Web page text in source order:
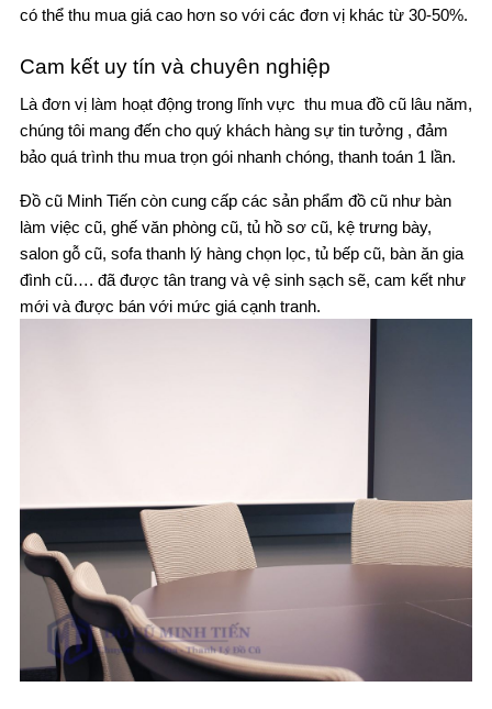
có thể thu mua giá cao hơn so với các đơn vị khác từ 30-50%.
Cam kết uy tín và chuyên nghiệp
Là đơn vị làm hoạt động trong lĩnh vực thu mua đồ cũ lâu năm,
chúng tôi mang đến cho quý khách hàng sự tin tưởng , đảm
bảo quá trình thu mua trọn gói nhanh chóng, thanh toán 1 lần.
Đồ cũ Minh Tiến còn cung cấp các sản phẩm đồ cũ như bàn
làm việc cũ, ghế văn phòng cũ, tủ hồ sơ cũ, kệ trưng bày,
salon gỗ cũ, sofa thanh lý hàng chọn lọc, tủ bếp cũ, bàn ăn gia
đình cũ…. đã được tân trang và vệ sinh sạch sẽ, cam kết như
mới và được bán với mức giá cạnh tranh.